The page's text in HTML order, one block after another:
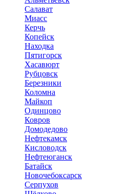
Салават
Миасс
Керчь
Копейск
Находка
Пятигорск
Хасавюрт
Рубцовск
Березники
Коломна
Майкоп
Одинцово
Ковров
Домодедово
Нефтекамск
Кисловодск
Нефтеюганск
Батайск
Новочебоксарск
Серпухов